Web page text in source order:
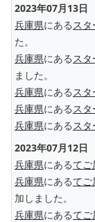
2023年07月13日
兵庫県にある ス
た。
兵庫県にある ス
ました。
兵庫県にある ス
兵庫県にある ス
兵庫県にある ス
2023年07月12日
兵庫県にあるてご
兵庫県にあるてご
加しました。
兵庫県にあるてご